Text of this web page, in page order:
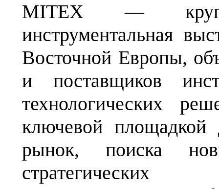
MITEX —
инструментальная
Восточной Европы,
и поставщиков
технологических
ключевой площадкой
рынок, поиска